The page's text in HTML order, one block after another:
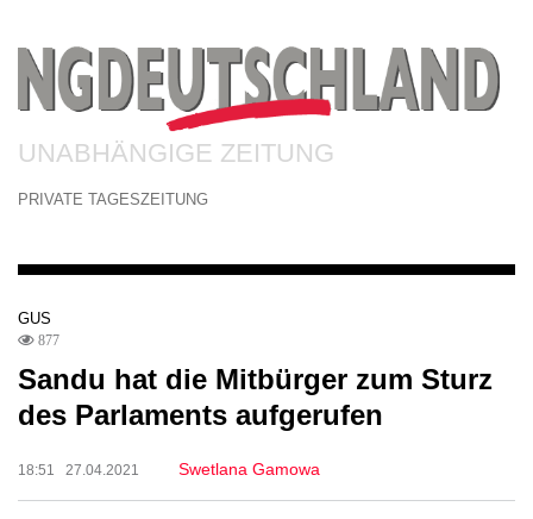
UNABHÄNGIGE ZEITUNG
PRIVATE TAGESZEITUNG
GUS
877
Sandu hat die Mitbürger zum Sturz
des Parlaments aufgerufen
18:51 27.04.2021 Swetlana Gamowa